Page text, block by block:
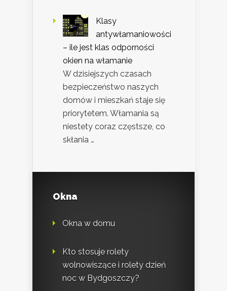
Klasy
antywłamaniowości
– ile jest klas odporności
okien na włamanie
W dzisiejszych czasach
bezpieczeństwo naszych
domów i mieszkań staje się
priorytetem. Włamania są
niestety coraz częstsze, co
skłania …
Okna
Okna w domu
Kto stosuje rolety
wolnowiszące i rolety dzień
noc w Bydgoszczy?